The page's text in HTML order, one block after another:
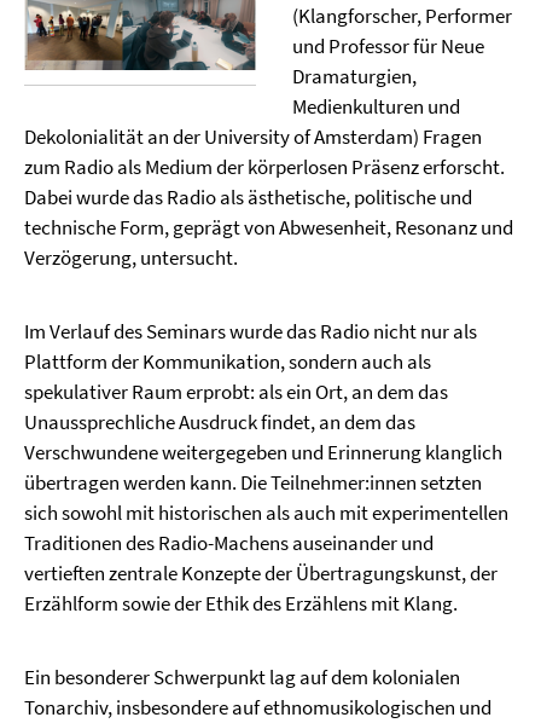
(Klangforscher, Performer
und Professor für Neue
Dramaturgien,
Medienkulturen und
Dekolonialität an der University of Amsterdam) Fragen
zum Radio als Medium der körperlosen Präsenz erforscht.
Dabei wurde das Radio als ästhetische, politische und
technische Form, geprägt von Abwesenheit, Resonanz und
Verzögerung, untersucht.
Im Verlauf des Seminars wurde das Radio nicht nur als
Plattform der Kommunikation, sondern auch als
spekulativer Raum erprobt: als ein Ort, an dem das
Unaussprechliche Ausdruck findet, an dem das
Verschwundene weitergegeben und Erinnerung klanglich
übertragen werden kann. Die Teilnehmer:innen setzten
sich sowohl mit historischen als auch mit experimentellen
Traditionen des Radio-Machens auseinander und
vertieften zentrale Konzepte der Übertragungskunst, der
Erzählform sowie der Ethik des Erzählens mit Klang.
Ein besonderer Schwerpunkt lag auf dem kolonialen
Tonarchiv, insbesondere auf ethnomusikologischen und